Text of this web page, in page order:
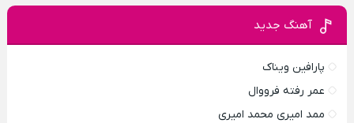
آهنگ جدید
پارافين ویناک
عمر رفته فرووال
ممد امیری محمد امیری